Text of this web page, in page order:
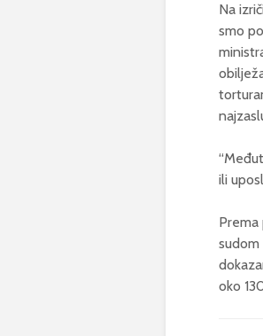
Na
smo
ili
Prema
sudom
oko